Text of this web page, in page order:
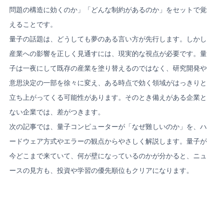
問題の構造に効くのか」「どんな制約があるのか」をセットで覚
えることです。
量子の話題は、どうしても夢のある言い方が先行します。しかし
産業への影響を正しく見通すには、現実的な視点が必要です。量
子は一夜にして既存の産業を塗り替えるのではなく、研究開発や
意思決定の一部を徐々に変え、ある時点で効く領域がはっきりと
立ち上がってくる可能性があります。そのとき備えがある企業と
ない企業では、差がつきます。
次の記事では、量子コンピューターが「なぜ難しいのか」を、ハ
ードウェア方式やエラーの観点からやさしく解説します。量子が
今どこまで来ていて、何が壁になっているのかが分かると、ニュ
ースの見方も、投資や学習の優先順位もクリアになります。